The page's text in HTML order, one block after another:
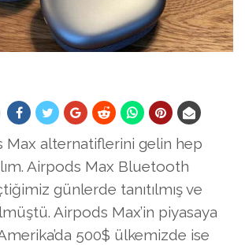
Max alternatiflerini gelin hep
Airpods Max Bluetooth
günlerde tanıtılmış ve
Airpods Max’in piyasaya
Amerika’da 500$ ülkemizde ise